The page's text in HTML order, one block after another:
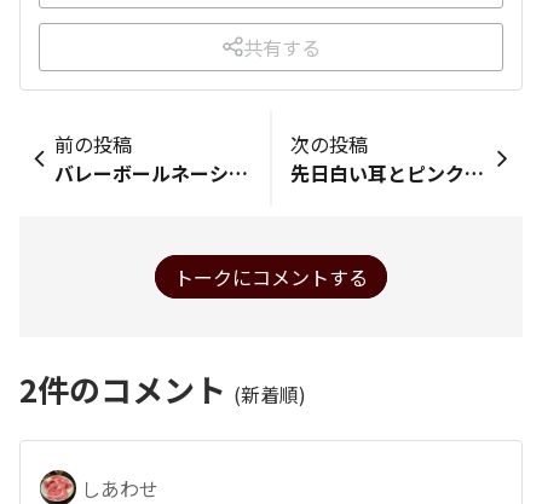
共有する
前の投稿
バレーボールネーションズリーグ 男子大会 日本代表初戦勝利おめでとうございます🎊
次の投稿
先日白い耳とピンクの肉球さまが紹介してらしたお醤油、なんとなくピピっときて早速探して注文したら、もう届いてしまいました！ 早いなぁ…… 説明を読んで、これは大丈夫そうと思ったので思い切ってちょっと大きな瓶です。 週末の楽しみが増えました！
トークにコメントする
2件のコメント (新着順)
しあわせ